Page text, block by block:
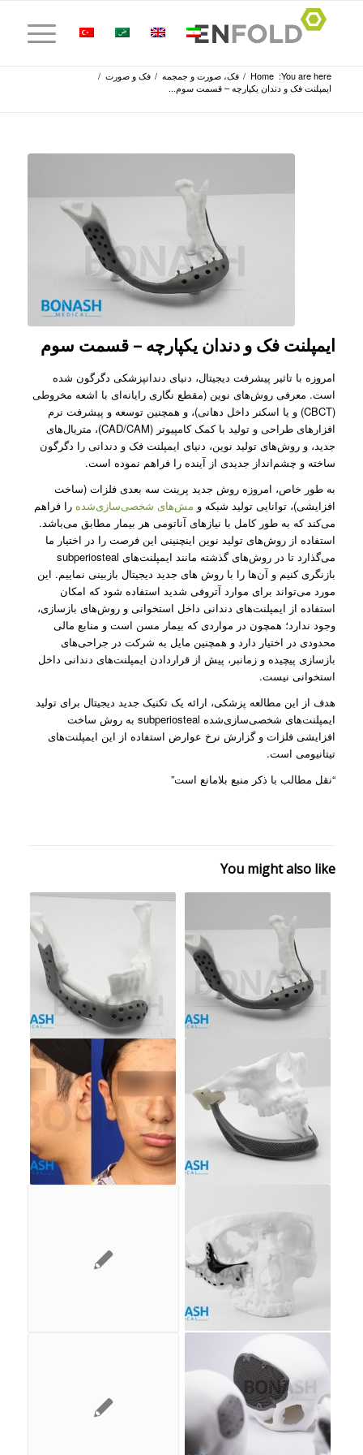
You are here:
Home
/ فک، صورت و جمجمه / فک و صورت /
ایمپلنت فک و دندان یکپارچه – قسمت سوم...
ایمپلنت فک و دندان یکپارچه – قسمت سوم
امروزه با تاثیر پیشرفت دیجیتال، دنیای دندانپزشکی دگرگون شده
است. معرفی روش‌های نوین (مقطع نگاری رایانه‌ای با اشعه مخروطی
(CBCT) و یا اسکنر داخل دهانی)، و همچنین توسعه و پیشرفت نرم
افزارهای طراحی و تولید با کمک کامپیوتر (CAD/CAM)، متریال‌های
جدید، و روش‌های تولید نوین، دنیای ایمپلنت فک و دندانی را دگرگون
ساخته و چشم‌انداز جدیدی از آینده را فراهم نموده است.
به طور خاص، امروزه روش جدید پرینت سه بعدی فلزات (ساخت
افزایشی)، توانایی تولید شبکه و مش‌های شخصی‌سازی‌شده را فراهم
می‌کند که به طور کامل با نیاز‌های آناتومی هر بیمار مطابق می‌باشد.
استفاده از روش‌های تولید نوین اینچنینی این فرصت را در اختیار ما
می‌گذارد تا در روش‌های گذشته مانند ایمپلنت‌های subperiosteal
بازنگری کنیم و آن‌ها را با روش های جدید دیجیتال بازبینی نماییم. این
مورد می‌تواند برای موارد آتروفی شدید استفاده شود که امکان
استفاده از ایمپلنت‌های دندانی داخل استخوانی و روش‌های بازسازی،
وجود ندارد؛ همچون در مواردی که بیمار مسن است و منابع مالی
محدودی در اختیار دارد و همچنین مایل به شرکت در جراحی‌های
بازسازی پیچیده و زمانبر، پیش از قراردادن ایمپلنت‌های دندانی داخل
استخوانی نیست.
هدف از این مطالعه پزشکی، ارائه یک تکنیک جدید دیجیتال برای تولید
ایمپلنت‌های شخصی‌سازی‌شده subperiosteal به روش ساخت
افزایشی فلزات و گزارش نرخ عوارض استفاده از این ایمپلنت‌های
تیتانیومی است.
“نقل مطالب با ذکر منبع بلامانع است”
You might also like